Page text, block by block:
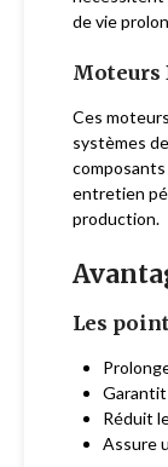
de vie
Moteurs
Ces
systèmes
entretien
production.
Les
Réduit
Assure